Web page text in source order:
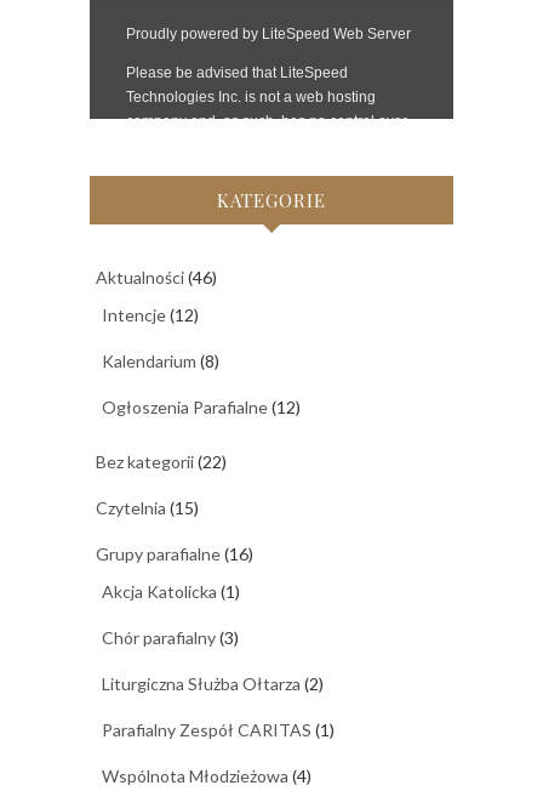
KATEGORIE
Aktualności(46)
Intencje(12)
Kalendarium (8)
Ogłoszenia Parafialne(12)
Bez kategorii(22)
Czytelnia (15)
Grupy parafialne(16)
Akcja Katolicka (1)
Chór parafialny(3)
Liturgiczna Służba Ołtarza (2)
Parafialny Zespół CARITAS (1)
Wspólnota Młodzieżowa (4)